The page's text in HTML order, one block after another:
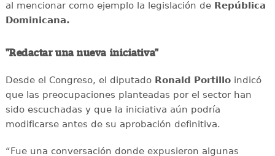
al mencionar como ejemplo la legislación de República
Dominicana.
"Redactar una nueva iniciativa"
Desde el Congreso, el diputado Ronald Portilloindicó
que las preocupaciones planteadas por el sector han
sido escuchadas y que la iniciativa aún podría
modificarse antes de su aprobación definitiva.
“Fue una conversación donde expusieron algunas